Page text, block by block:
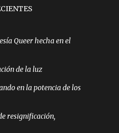
Queer hecha en el
de la luz
en la potencia de los
resignificación,